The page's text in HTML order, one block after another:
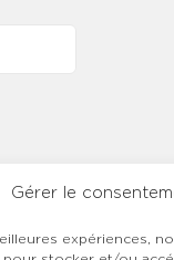
Gérer le
expériences,